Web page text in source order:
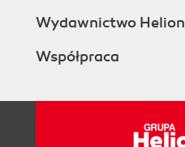
Wydawnictwo Helion
Współpraca